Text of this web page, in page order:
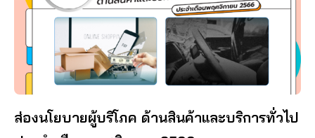
ส่องนโยบายผู้บริโภค ด้านสินค้าและบริการทั่วไป